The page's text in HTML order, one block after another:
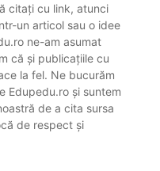
citați cu link, atunci
un articol sau o idee
ne-am asumat
că și publicațiile cu
la fel. Ne bucurăm
Edupedu.ro și suntem
de a cita sursa
de respect și